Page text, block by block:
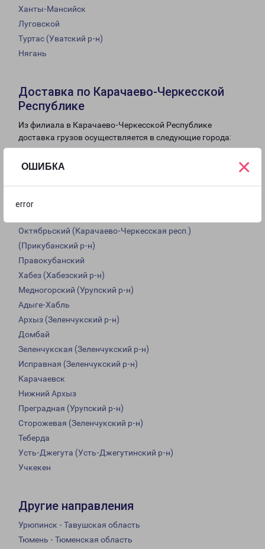
ОШИБКА
error
×
Ханты-Мансийск
Луговской
Туртас (Уватский р-н)
Нягань
Доставка по Карачаево-Черкесской
Республике
Из филиала в Карачаево-Черкесской Республике
доставка грузов осуществляется в следующие города:
Курджиново (Урупский р-н)
Кардоникская (Зеленчукский р-н)
Лунная поляна (Зеленчукский р-н)
Октябрьский (Карачаево-Черкесская респ.)
(Прикубанский р-н)
Правокубанский
Хабез (Хабезский р-н)
Медногорский (Урупский р-н)
Адыге-Хабль
Архыз (Зеленчукский р-н)
Домбай
Зеленчукская (Зеленчукский р-н)
Исправная (Зеленчукский р-н)
Карачаевск
Нижний Архыз
Преградная (Урупский р-н)
Сторожевая (Зеленчукский р-н)
Теберда
Усть-Джегута (Усть-Джегутинский р-н)
Учкекен
Другие направления
Урюпинск - Тавушская область
Тюмень - Тюменская область